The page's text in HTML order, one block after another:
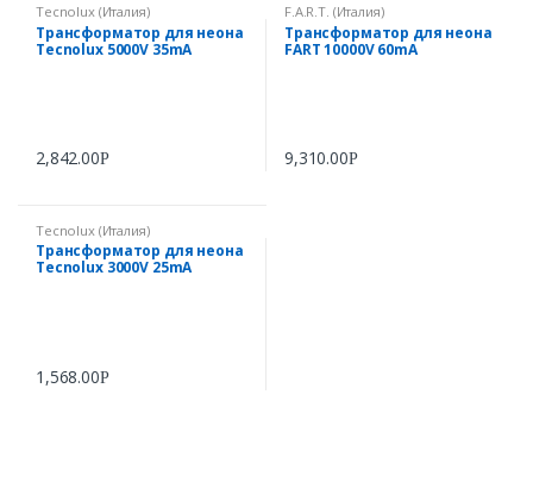
Tecnolux (Италия)
Трансформатор для неона
Tecnolux 5000V 35mA
2,842.00Р
F.A.R.T. (Италия)
Трансформатор для неона
FART 10000V 60mA
9,310.00Р
Tecnolux (Италия)
Трансформатор для неона
Tecnolux 3000V 25mA
1,568.00Р